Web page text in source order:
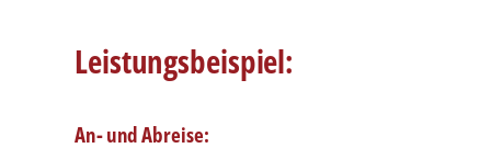
Leistungsbeispiel:
An- und Abreise: